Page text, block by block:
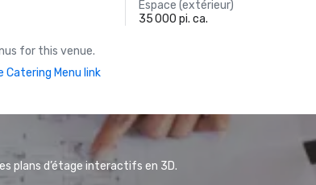
Espace (extérieur)
35 000 pi. ca.
for this venue.
Catering Menu link
plans d’étage interactifs en 3D.